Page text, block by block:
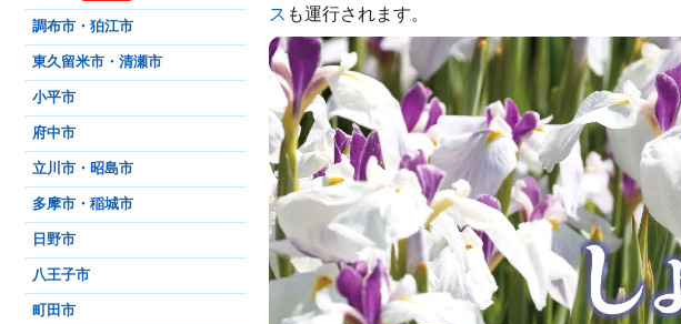
ス も運行されます。
調布市・狛江市
東久留米市・清瀬市
小平市
府中市
立川市・昭島市
多摩市・稲城市
日野市
八王子市
町田市